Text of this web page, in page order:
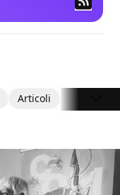
Articoli